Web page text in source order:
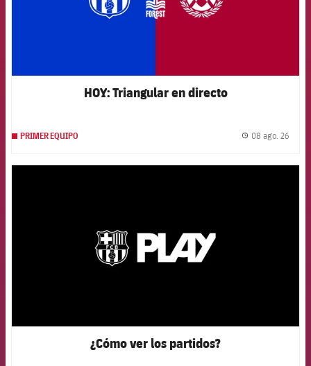
HOY: Triangular en directo
PRIMER EQUIPO 08 ago. 26
¿Cómo ver los partidos?